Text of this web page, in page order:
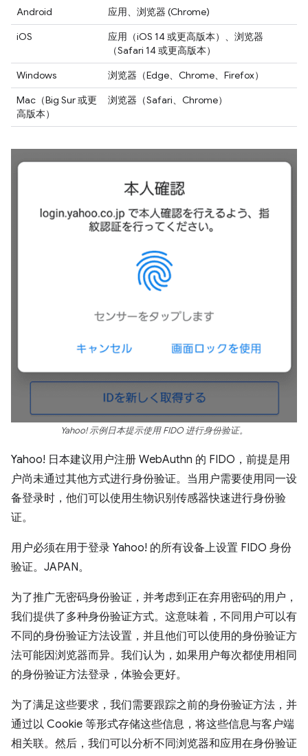
Android
应用、浏览器 (Chrome)
iOS
应用（iOS 14 或更高版本）、浏览器
（Safari 14 或更高版本）
Windows
浏览器（Edge、Chrome、Firefox）
Mac（Big Sur 或更
高版本）
浏览器（Safari、Chrome）
Yahoo! 示例日本提示使用 FIDO 进行身份验证。
Yahoo! 日本建议用户注册 WebAuthn 的 FIDO，前提是用
户尚未通过其他方式进行身份验证。当用户需要使用同一设
备登录时，他们可以使用生物识别传感器快速进行身份验
证。
用户必须在用于登录 Yahoo! 的所有设备上设置 FIDO 身份
验证。JAPAN。
为了推广无密码身份验证，并考虑到正在弃用密码的用户，
我们提供了多种身份验证方式。这意味着，不同用户可以有
不同的身份验证方法设置，并且他们可以使用的身份验证方
法可能因浏览器而异。我们认为，如果用户每次都使用相同
的身份验证方法登录，体验会更好。
为了满足这些要求，我们需要跟踪之前的身份验证方法，并
通过以 Cookie 等形式存储这些信息，将这些信息与客户端
相关联。然后，我们可以分析不同浏览器和应用在身份验证